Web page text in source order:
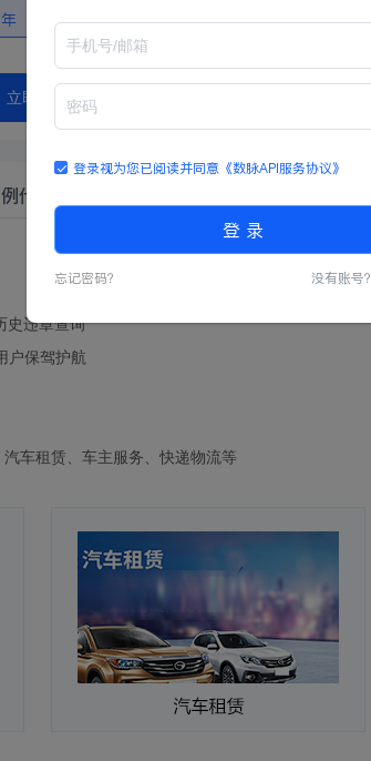
立即购买
代码
史违章查询
户保驾护航
车租赁、车主服务、快递物流等
登录视为您已阅读并同意 《数脉API服务协议》
登 录
忘记密码？ 没有账号？